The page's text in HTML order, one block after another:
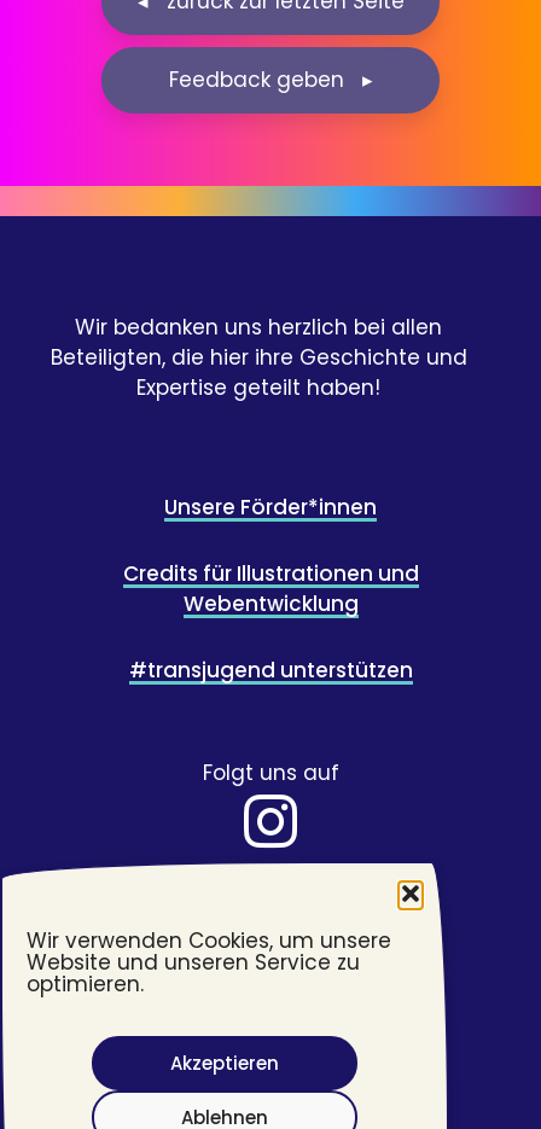
Wir verwenden Cookies, um unsere
Website und unseren Service zu
optimieren.
Akzeptieren
Ablehnen
Feedback geben ▸
Wir bedanken uns herzlich bei allen
Beteiligten, die hier ihre Geschichte und
Expertise geteilt haben!
Unsere Förder*innen
Credits für Illustrationen und
Webentwicklung
#transjugend unterstützen
Folgt uns auf
Barrierefreiheit
Impressum